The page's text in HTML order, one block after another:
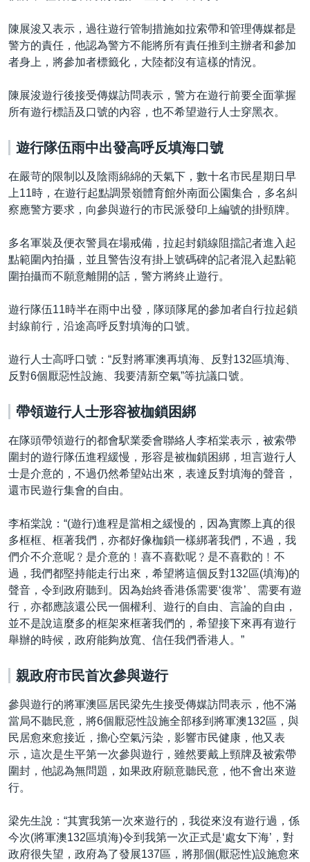
陳展浚又表示，過往遊行管制措施如拉索帶和管理傳媒都是
警方的責任，他認為警方不能將所有責任推到主辦者和參加
者身上，將參加者標籤化，大陸都沒有這樣的情況。
陳展浚遊行後接受傳媒訪問表示，警方在遊行前要全面掌握
所有遊行標語及口號的內容，也不希望遊行人士穿黑衣。
遊行隊伍雨中出發高呼反填海口號
在嚴苛的限制以及陰雨綿綿的天氣下，數十名市民星期日早
上11時，在遊行起點調景嶺體育館外南面公園集合，多名糾
察應警方要求，向參與遊行的市民派發印上編號的掛頸牌。
多名軍裝及便衣警員在場戒備，拉起封鎖線阻擋記者進入起
點範圍內拍攝，並且警告沒有掛上號碼碑的記者混入起點範
圍拍攝而不願意離開的話，警方將終止遊行。
遊行隊伍11時半在雨中出發，隊頭隊尾的參加者自行拉起鎖
封線前行，沿途高呼反對填海的口號。
遊行人士高呼口號：“反對將軍澳再填海、反對132區填海、
反對6個厭惡性設施、我要清新空氣”等抗議口號。
帶領遊行人士形容被枷鎖困綁
在隊頭帶領遊行的都會駅業委會聯絡人李栢棠表示，被索帶
圍封的遊行隊伍進程緩慢，形容是被枷鎖困綁，坦言遊行人
士是介意的，不過仍然希望站出來，表達反對填海的聲音，
還市民遊行集會的自由。
李栢棠說：“(遊行)進程是當相之緩慢的，因為實際上真的很
多框框、框著我們，亦都好像枷鎖一樣綁著我們，不過，我
們介不介意呢﹖是介意的﹗喜不喜歡呢﹖是不喜歡的﹗不
過，我們都堅持能走行出來，希望將這個反對132區(填海)的
聲音，令到政府聽到。因為始終香港係需要‘復常’、需要有遊
行，亦都應該還公民一個權利、遊行的自由、言論的自由，
並不是說這麼多的框架來框著我們的，希望接下來再有遊行
舉辦的時候，政府能夠放寬、信任我們香港人。”
親政府市民首次參與遊行
參與遊行的將軍澳區居民梁先生接受傳媒訪問表示，他不滿
當局不聽民意，將6個厭惡性設施全部移到將軍澳132區，與
民居愈來愈接近，擔心空氣污染，影響市民健康，他又表
示，這次是生平第一次參與遊行，雖然要戴上頸牌及被索帶
圍封，他認為無問題，如果政府願意聽民意，他不會出來遊
行。
梁先生說：“其實我第一次來遊行的，我從來沒有遊行過，係
今次(將軍澳132區填海)令到我第一次正式是‘處女下海’，對
政府很失望，政府為了發展137區，將那個(厭惡性)設施愈來